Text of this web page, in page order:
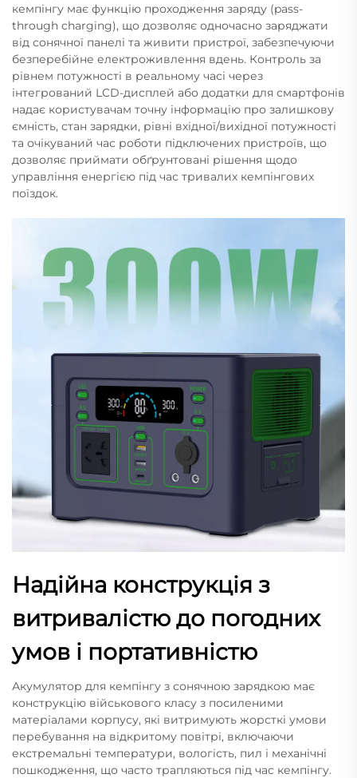
кемпінгу має функцію проходження заряду (pass-
through charging), що дозволяє одночасно заряджати
від сонячної панелі та живити пристрої, забезпечуючи
безперебійне електроживлення вдень. Контроль за
рівнем потужності в реальному часі через
інтегрований LCD-дисплей або додатки для смартфонів
надає користувачам точну інформацію про залишкову
ємність, стан зарядки, рівні вхідної/вихідної потужності
та очікуваний час роботи підключених пристроїв, що
дозволяє приймати обґрунтовані рішення щодо
управління енергією під час тривалих кемпінгових
поїздок.
Надійна конструкція з
витривалістю до погодних
умов і портативністю
Акумулятор для кемпінгу з сонячною зарядкою має
конструкцію військового класу з посиленими
матеріалами корпусу, які витримують жорсткі умови
перебування на відкритому повітрі, включаючи
екстремальні температури, вологість, пил і механічні
пошкодження, що часто трапляються під час кемпінгу.